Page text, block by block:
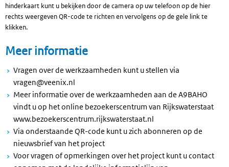
hinderkaart kunt u bekijken door de camera op uw telefoon op de hier
rechts weergeven QR-code te richten en vervolgens op de gele link te
klikken.
Meer informatie
Vragen over de werkzaamheden kunt u stellen via
vragen@veenix.nl
Meer informatie over de werkzaamheden aan de A9BAHO
vindt u op het online bezoekerscentrum van Rijkswaterstaat
www.bezoekerscentrum.rijkswaterstaat.nl
Via onderstaande QR-code kunt u zich abonneren op de
nieuwsbrief van het project
Voor vragen of opmerkingen over het project kunt u contact